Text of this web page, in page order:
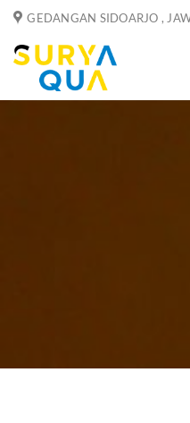
Skip
content
GEDANGAN SIDOARJO ,